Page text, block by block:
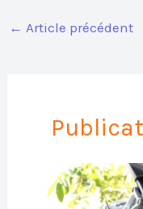
← Article précédent